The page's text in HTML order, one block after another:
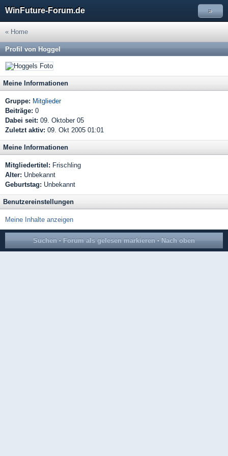
WinFuture-Forum.de »
« Home
Profil von Hoggel
Meine Informationen
Gruppe: Mitglieder
Beiträge: 0
Dabei seit: 09. Oktober 05
Zuletzt aktiv: 09. Okt 2005 01:01
Meine Informationen
Mitgliedertitel: Frischling
Alter: Unbekannt
Geburtstag: Unbekannt
Benutzereinstellungen
Meine Inhalte anzeigen
Suchen · Forum als gelesen markieren · Nach oben